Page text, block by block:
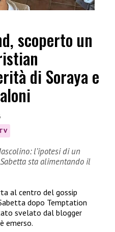
scoperto un
di Soraya e
l’ipotesi di un
sta alimentando il
al centro del gossip
dopo Temptation
svelato dal blogger
emerso.